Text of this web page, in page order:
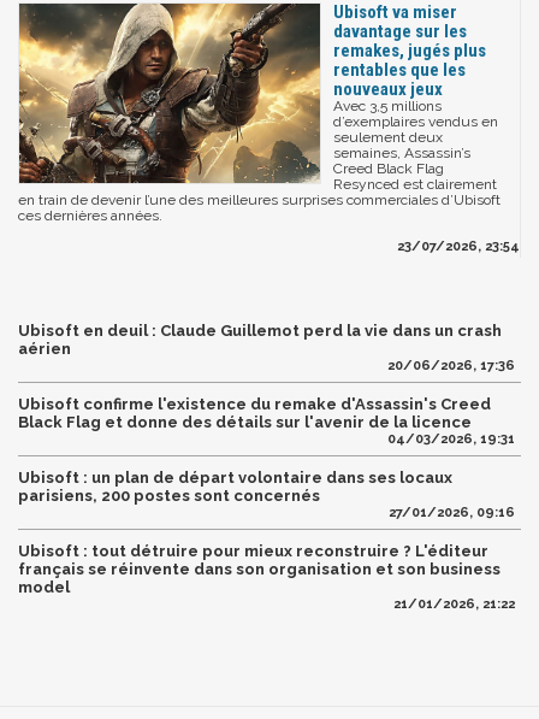
Ubisoft va miser
davantage sur les
remakes, jugés plus
rentables que les
nouveaux jeux
Avec 3,5 millions
d’exemplaires vendus en
seulement deux
semaines, Assassin’s
Creed Black Flag
Resynced est clairement
en train de devenir l’une des meilleures surprises commerciales d’Ubisoft
ces dernières années.
23/07/2026, 23:54
Ubisoft en deuil : Claude Guillemot perd la vie dans un crash
aérien
20/06/2026, 17:36
Ubisoft confirme l'existence du remake d'Assassin's Creed
Black Flag et donne des détails sur l'avenir de la licence
04/03/2026, 19:31
Ubisoft : un plan de départ volontaire dans ses locaux
parisiens, 200 postes sont concernés
27/01/2026, 09:16
Ubisoft : tout détruire pour mieux reconstruire ? L'éditeur
français se réinvente dans son organisation et son business
model
21/01/2026, 21:22